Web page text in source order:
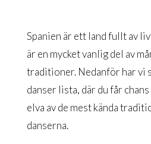
Spanien är ett land fullt av
är en mycket vanlig del av
traditioner. Nedanför har vi
danser lista, där du får
elva av de mest kända
danserna.